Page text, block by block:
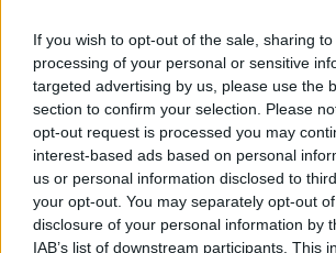
If you wish to opt-out of the sale, sharing
processing of your personal or sensitive
targeted advertising by us, please use the
section to confirm your selection. Please
opt-out request is processed you may
interest-based ads based on personal
us or personal information disclosed to
your opt-out. You may separately opt-out
disclosure of your personal information by
IAB’s list of downstream participants. This
Celníci odhalili gang překupníků
stovku ptáků
5.8.2026 20:13 (ČTK)
Celníci
papoušků
krajích a
ptáků. S
zajištěním zvířat celníkům pomohly zoo v Praze,
ostravské zahradě také papoušci nalezli